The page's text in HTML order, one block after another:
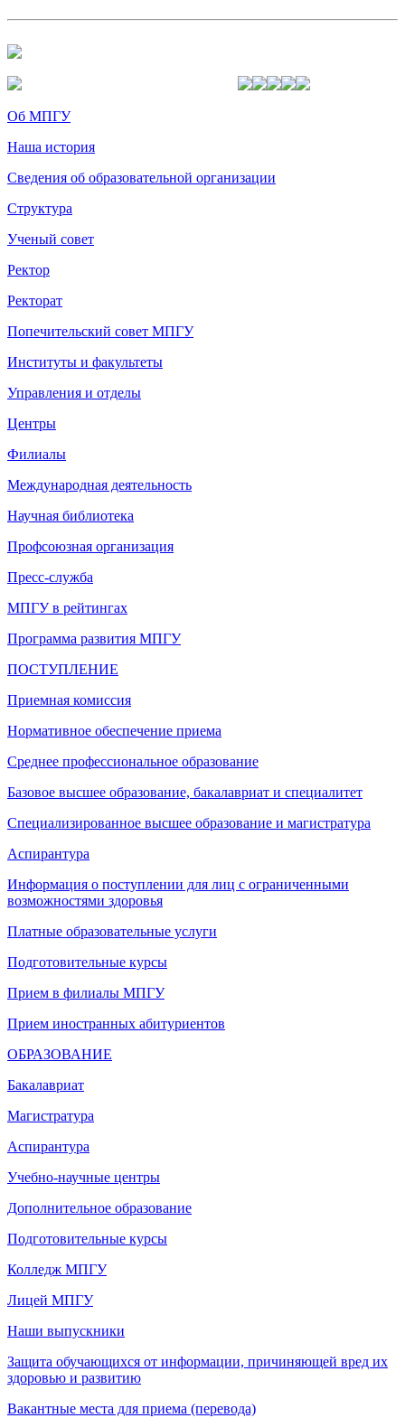
Об МПГУ
Наша история
Сведения об образовательной организации
Структура
Ученый совет
Ректор
Ректорат
Попечительский совет МПГУ
Институты и факультеты
Управления и отделы
Центры
Филиалы
Международная деятельность
Научная библиотека
Профсоюзная организация
Пресс-служба
МПГУ в рейтингах
Программа развития МПГУ
ПОСТУПЛЕНИЕ
Приемная комиссия
Нормативное обеспечение приема
Среднее профессиональное образование
Базовое высшее образование, бакалавриат и специалитет
Специализированное высшее образование и магистратура
Аспирантура
Информация о поступлении для лиц с ограниченными
возможностями здоровья
Платные образовательные услуги
Подготовительные курсы
Прием в филиалы МПГУ
Прием иностранных абитуриентов
ОБРАЗОВАНИЕ
Бакалавриат
Магистратура
Аспирантура
Учебно-научные центры
Дополнительное образование
Подготовительные курсы
Колледж МПГУ
Лицей МПГУ
Наши выпускники
Защита обучающихся от информации, причиняющей вред их
здоровью и развитию
Вакантные места для приема (перевода)